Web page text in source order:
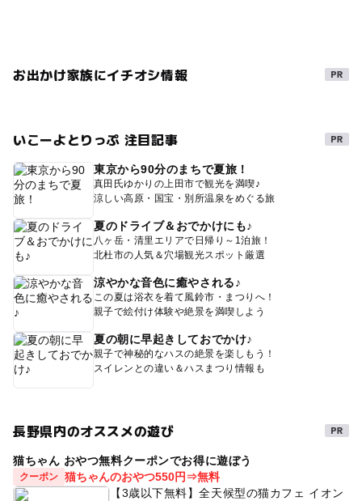
お出かけ家族にイチオシ情報
いこーよとりっぷ 注目記事
東京から90分のまちで夏旅！
真田氏ゆかりの上田市で観光を満喫♪
涼しい高原・国宝・別所温泉をめぐる旅
夏のドライブ＆おでかけにも♪
八ヶ岳・清里エリアで日帰り～1泊旅！
北杜市の人気＆穴場観光スポット厳選
涼やかな音色に癒やされる♪
この夏は浴衣を着て風鈴市・まつりへ！
親子で絵付け体験や絶景を満喫しよう
夏の朝に早起きしておでかけ♪
親子で神秘的なハスの絶景を楽しもう！
スイレンとの違い＆ハスまつり情報も
長野県内のオススメの遊び
猫ちゃん おやつ無料クーポンでお得に遊ぼう
クーポン 猫ちゃんのおやつ550円⇒無料
【3歳以下無料】全天候型の猫カフェ イオン